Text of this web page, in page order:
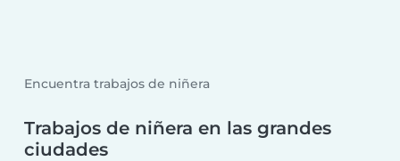
Encuentra trabajos de niñera
Trabajos de niñera en las grandes
ciudades